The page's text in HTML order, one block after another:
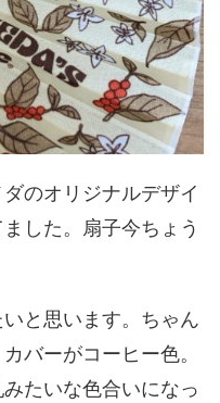
のオリジナルデザイ
した。扇子今ちょう
と思います。ちゃん
バーがコーヒー色。
たいな色合いになっ